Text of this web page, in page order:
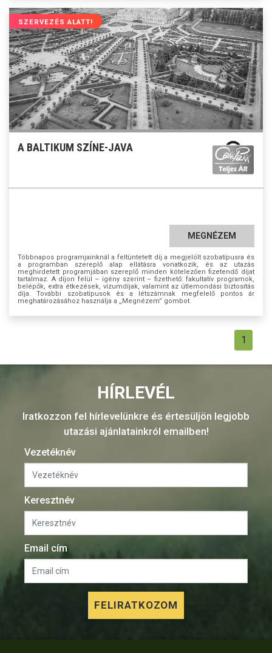
SZERVEZÉS ALATT!
A BALTIKUM SZÍNE-JAVA
MEGNÉZEM
Többnapos programjainknál a feltüntetett díj a megjelölt szobatípusra és
a programban szereplő alap ellátásra vonatkozik, és az utazás
meghirdetett programjában szereplő minden kötelezően fizetendő díjat
tartalmaz. A díjon felül – igény szerint – fizethető: fakultatív programok,
belépők, extra étkezések, vízumdíjak, valamint az útlemondási biztosítás
díja. További szobatípusok és a létszámnak megfelelő pontos ár
meghatározásához használja a „Megnézem” gombot.
1
HÍRLEVÉL
Iratkozzon fel hírlevelünkre és értesüljön legjobb
utazási ajánlatainkról emailben!
Vezetéknév
Keresztnév
Email cím